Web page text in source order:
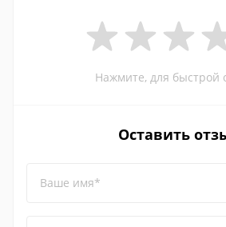
Нажмите, для быстрой
Оставить
Ваше имя*